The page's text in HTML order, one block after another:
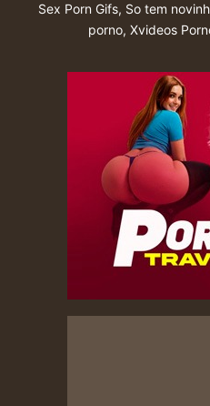
Sex Porn Gifs, So tem
porno, Xvideos